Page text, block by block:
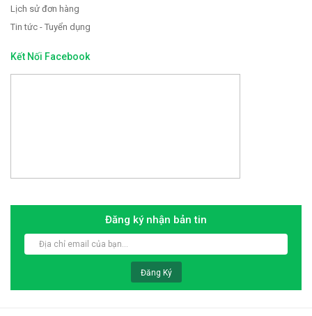
Lịch sử đơn hàng
Tin tức - Tuyển dụng
Kết Nối Facebook
Đăng ký nhận bản tin
Đăng Ký